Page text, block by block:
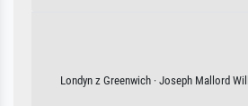
Londyn z Greenwich · Joseph Mallord